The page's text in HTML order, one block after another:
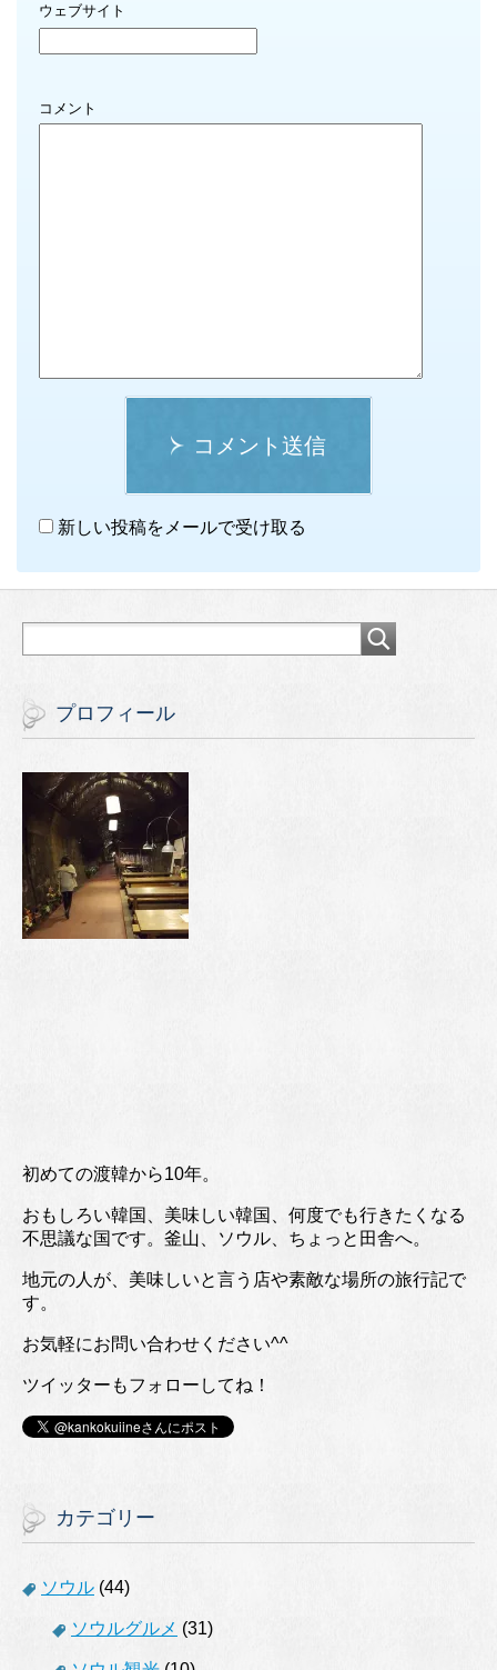
ウェブサイト
コメント
コメント送信
新しい投稿をメールで受け取る
プロフィール
初めての渡韓から10年。
おもしろい韓国、美味しい韓国、何度でも行きたくなる
不思議な国です。釜山、ソウル、ちょっと田舎へ。
地元の人が、美味しいと言う店や素敵な場所の旅行記で
す。
お気軽にお問い合わせください^^
ツイッターもフォローしてね！
カテゴリー
ソウル (44)
ソウルグルメ (31)